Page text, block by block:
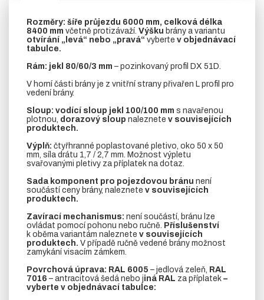
Rozměry: šíře průjezdu 6000 mm, celková délka
8400 mm včetně protizávaží. Výšku brány a variantu
otvírání „levá“ nebo „pravá“ vyberte v objednávací
tabulce.
Rám: jekl 80/60/3 mm – pozinkovaný profil DX 51D.
V horní části brány je z vnitřní strany přivařen L profil pro
vedení brány.
Sloup: vodící sloup jekl 100/100 mm s navařenou
plotnou, dorazový sloup naleznete v souvisejících
produktech.
Výplň: čtyřhranné poplastované pletivo, oko 50 x 50
mm, síla drátu 1,7 / 2,7 mm. Možnost výpletu
svařovanými pletivy za příplatek na dotaz.
Sada komponent pro pojezdovou bránu není
součástí ceny brány, naleznete v souvisejících
produktech.
Zavírací mechanismus: není součástí, bránu lze
ovládat pomocí pohonu nebo ručně. Příslušenství
k oběma variantám naleznete v souvisejících
produktech. V případě ručně vedené brány možnost
zamykání visacím zámkem.
Povrchová úprava: RAL 6005 – jedlová zeleň, RAL
7016 – antracitová šedá nebo jiná RAL za příplatek –
vyberte v objednávací tabulce: